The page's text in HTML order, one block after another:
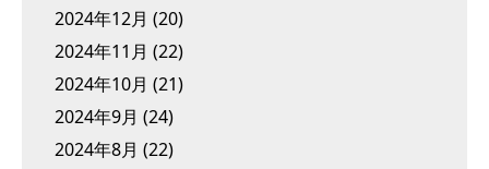
2024年12月 (20)
2024年11月 (22)
2024年10月 (21)
2024年9月 (24)
2024年8月 (22)